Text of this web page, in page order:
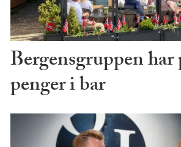
Bergensgruppen
penger i bar